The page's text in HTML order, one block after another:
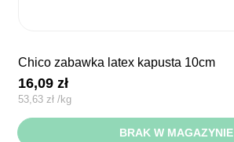
chico zabawka latex kapusta 10cm
16,09zł
53,63zł /kg
BRAK W MAGAZYNIE